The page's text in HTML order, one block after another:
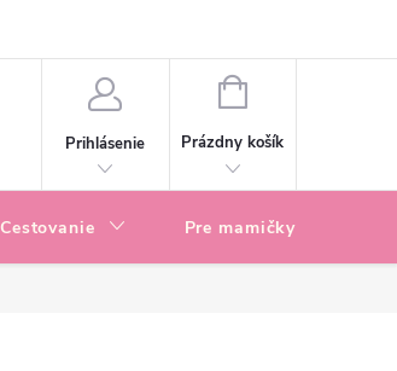
Prihlásenie
NÁKUPNÝ
Prázdny košík
Cestovanie Pre mamičky